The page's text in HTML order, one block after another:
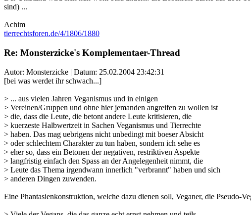
sind) ...
Achim
tierrechtsforen.de/4/1806/1880
Re: Monsterzicke's Komplementaer-Thread
Autor: Monsterzicke | Datum: 25.02.2004 23:42:31
[bei was werdet ihr schwach...]
> ... aus vielen Jahren Veganismus und in einigen
> Vereinen/Gruppen und ohne hier jemanden angreifen zu wollen ist
> die, dass die Leute, die betont andere Leute kritisieren, die
> kuerzeste Halbwertzeit in Sachen Veganismus und Tierrechte
> haben. Das mag uebrigens nicht unbedingt mit boeser Absicht
> oder schlechtem Charakter zu tun haben, sondern ich sehe es
> eher so, dass ein Betonen der negativen, restriktiven Aspekte
> langfristig einfach den Spass an der Angelegenheit nimmt, die
> Leute das Thema irgendwann innerlich "verbrannt" haben und sich
> anderen Dingen zuwenden.
Eine Phantasienkonstruktion, welche dazu dienen soll, Veganer, die Pseudo-